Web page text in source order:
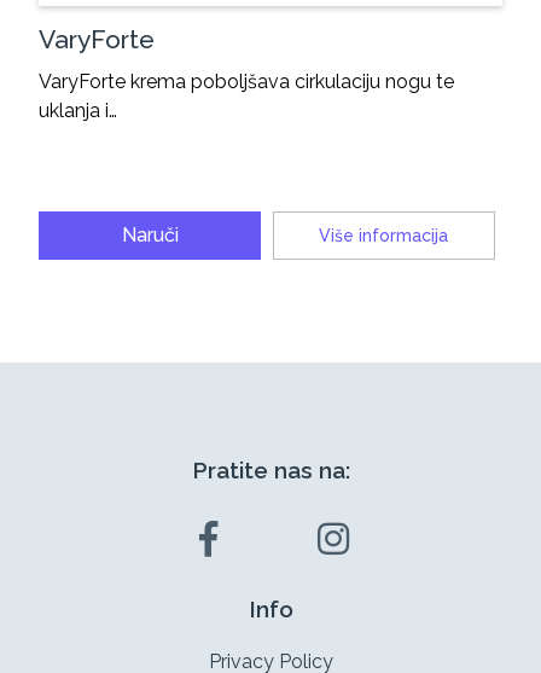
VaryForte
VaryForte krema poboljšava cirkulaciju nogu te
uklanja i…
Naruči Više informacija
Pratite nas na:
Info
Privacy Policy